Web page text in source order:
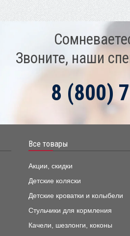
Звоните, наши
8 (800)
Все товары
Акции, скидки
Детские коляски
Детские кроватки и колыбели
Стульчики для кормления
Качели, шезлонги, коконы